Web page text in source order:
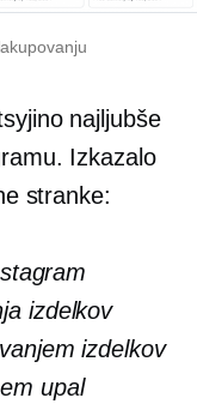
najljubše
Izkazalo
stranke:
izdelkov
izdelkov
upal